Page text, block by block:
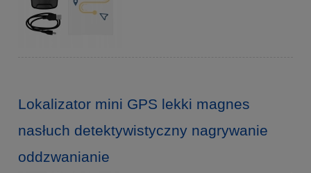
Lokalizator mini GPS lekki magnes
nasłuch detektywistyczny nagrywanie
oddzwanianie